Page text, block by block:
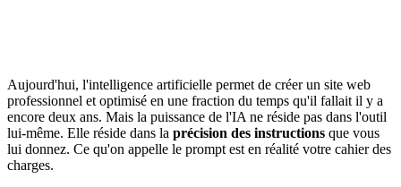
Aujourd'hui, l'intelligence artificielle permet de créer un site web
professionnel et optimisé en une fraction du temps qu'il fallait il y a
encore deux ans. Mais la puissance de l'IA ne réside pas dans l'outil
lui-même. Elle réside dans la précision des instructions que vous
lui donnez. Ce qu'on appelle le prompt est en réalité votre cahier des
charges.